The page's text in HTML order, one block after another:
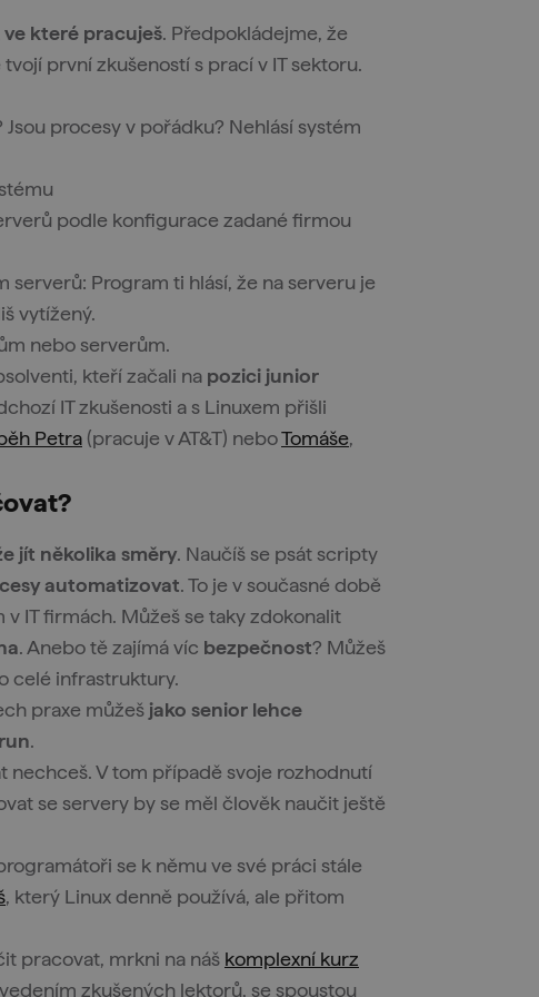
ve které pracuješ. Předpokládejme, že
první zkušeností s prací v IT sektoru.
procesy v pořádku? Nehlásí systém
podle konfigurace zadané firmou
Program ti hlásí, že na serveru je
vytížený.
nebo serverům.
kteří začali na pozici junior
IT zkušenosti a s Linuxem přišli
Petra (pracuje v AT&T) neboTomáše,
jít několika směry. Naučíš se psát scripty
automatizovat. To je v současné době
IT firmách. Můžeš se taky zdokonalit
. Anebo tě zajímá víc bezpečnost? Můžeš
celé infrastruktury.
praxe můžeš jako senior lehce
.
nechceš. V tom případě svoje rozhodnutí
se servery by se měl člověk naučit ještě
se k němu ve své práci stále
, který Linux denně používá, ale přitom
pracovat, mrkni na náš komplexní kurz
zkušených lektorů, se spoustou